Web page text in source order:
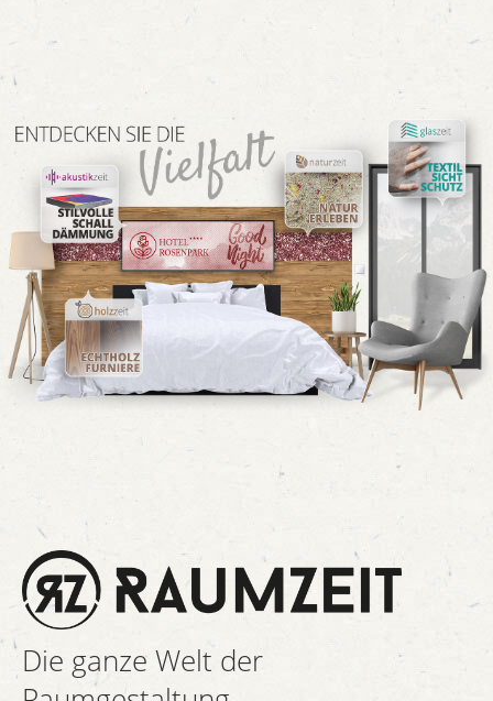
Die ganze Welt der